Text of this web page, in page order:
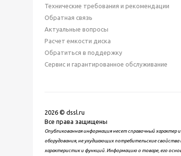
Технические требования и рекомендации
Обратная связь
Актуальные вопросы
Расчет емкости диска
Обратиться в поддержку
Сервис и гарантированное обслуживание
2026 © dssl.ru
Все права защищены
Опубликованная информация несет справочный характер
оборудования, не ухудшающих потребительские
характеристик и функций. Информацию о товаре, его